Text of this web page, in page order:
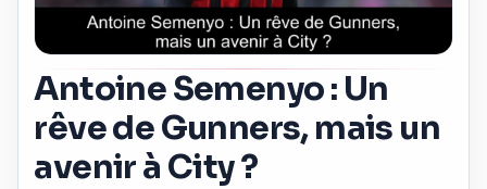
Antoine Semenyo : Un
rêve de Gunners, mais un
avenir à City ?